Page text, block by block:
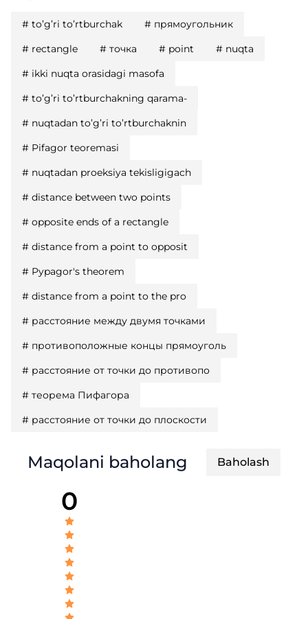
# to’g’ri to’rtburchak # прямоугольник
# rectangle # точка # point # nuqta
# ikki nuqta orasidagi masofa
# to’g’ri to’rtburchakning qarama-
# nuqtadan to’g’ri to’rtburchaknin
# Pifagor teoremasi
# nuqtadan proeksiya tekisligigach
# distance between two points
# opposite ends of a rectangle
# distance from a point to opposit
# Pypagor's theorem
# distance from a point to the pro
# расстояние между двумя точками
# противоположные концы прямоуголь
# расстояние от точки до противопо
# теорема Пифагора
# расстояние от точки до плоскости
Maqolani baholang Baholash
0